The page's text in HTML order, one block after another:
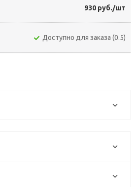
930 руб./шт
Доступно для заказа (0.5)